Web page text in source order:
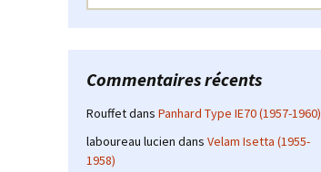
Commentaires récents
Rouffetdans Panhard Type IE70 (1957-1960)
laboureau lucien dans Velam Isetta (1955-
1958)